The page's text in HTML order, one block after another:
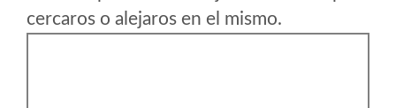
cercaros o alejaros en el mismo.